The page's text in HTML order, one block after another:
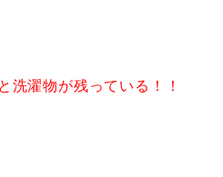
洗濯物が残っている！！